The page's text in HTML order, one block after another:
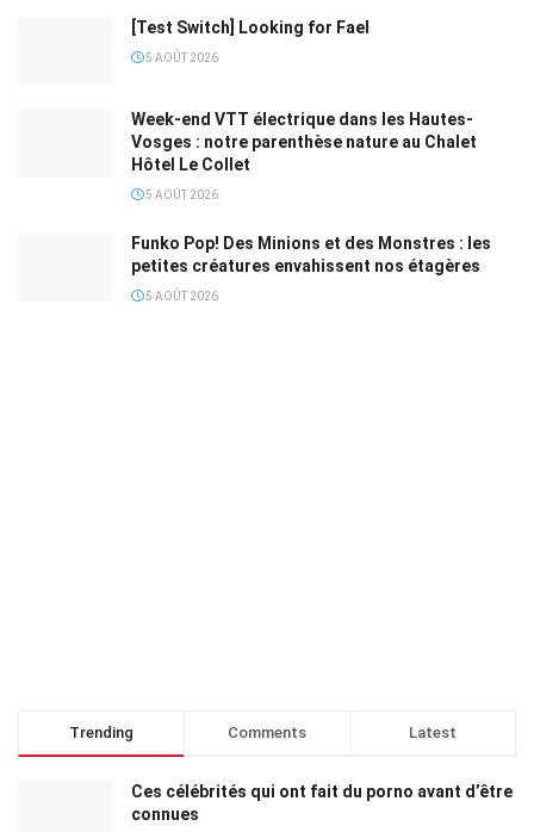
[Test Switch] Looking for Fael
5 AOÛT 2026
Week-end VTT électrique dans les Hautes-
Vosges : notre parenthèse nature au Chalet
Hôtel Le Collet
5 AOÛT 2026
Funko Pop! Des Minions et des Monstres : les
petites créatures envahissent nos étagères
5 AOÛT 2026
Trending Comments Latest
Ces célébrités qui ont fait du porno avant d’être
connues